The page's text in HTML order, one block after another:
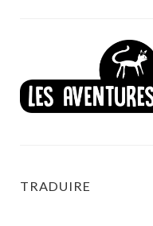
TRADUIRE